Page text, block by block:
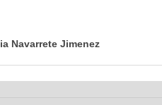
Navarrete Jimenez